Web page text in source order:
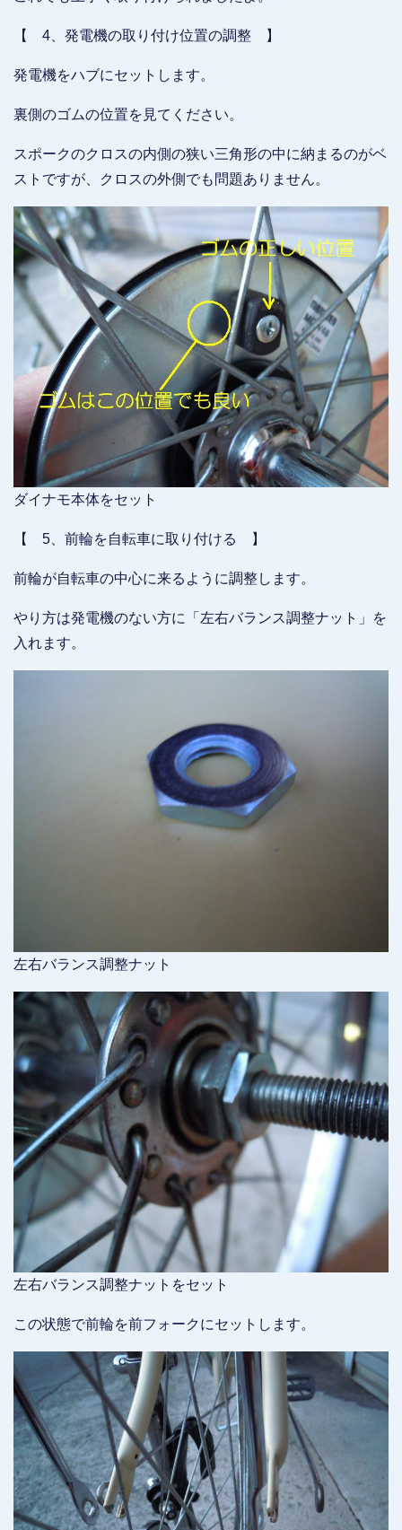
【 4、発電機の取り付け位置の調整 】
発電機をハブにセットします。
裏側のゴムの位置を見てください。
スポークのクロスの内側の狭い三角形の中に納まるのがベ
ストですが、クロスの外側でも問題ありません。
ダイナモ本体をセット
【 5、前輪を自転車に取り付ける 】
前輪が自転車の中心に来るように調整します。
やり方は発電機のない方に「左右バランス調整ナット」を
入れます。
左右バランス調整ナット
左右バランス調整ナットをセット
この状態で前輪を前フォークにセットします。